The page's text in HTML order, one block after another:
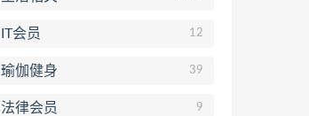
IT会员 12
瑜伽健身 39
法律会员 9